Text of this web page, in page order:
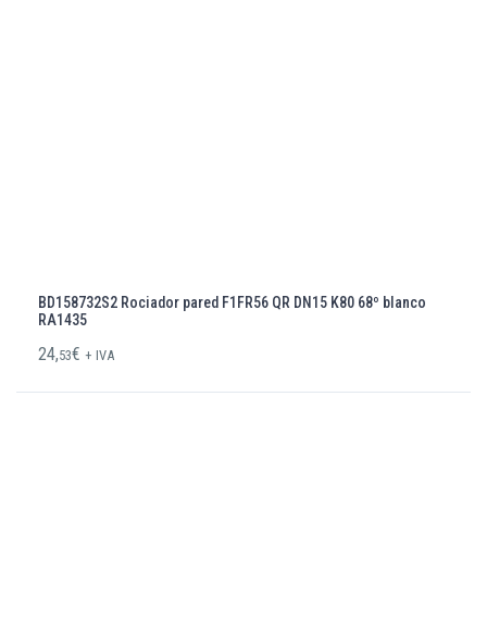
BD158732S2 Rociador pared F1FR56 QR DN15 K80 68º blanco
RA1435
24,53€ + IVA